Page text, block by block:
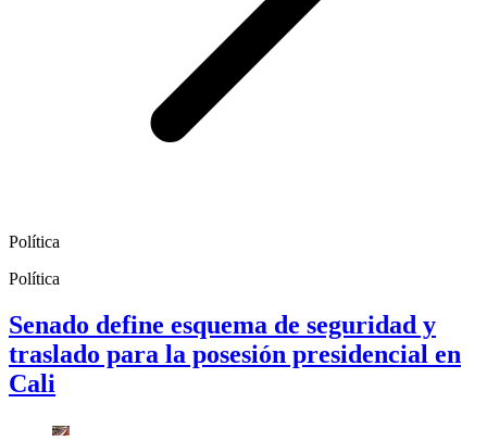
Política
Política
Senado define esquema de seguridad y
traslado para la posesión presidencial en
Cali